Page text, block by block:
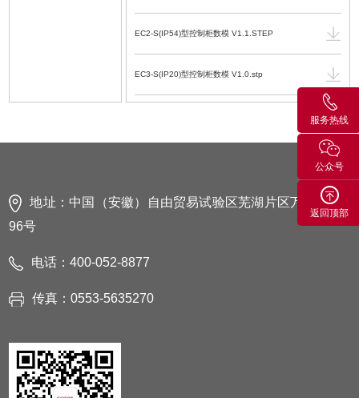
EC2-S(IP54)型控制柜数模 V1.1.STEP
EC3-S(IP20)型控制柜数模 V1.0.stp
EC3-S型控制柜电气使用维护手册 V1.3.4.PDF.pdf
ER15H-1400 机器人数模 V1.3.STEP
地址：中国（安徽）自由贸易试验区芜湖片区万春东路
96号
电话：400-052-8877
传真：0553-5635270
服务热线
公众号
返回顶部